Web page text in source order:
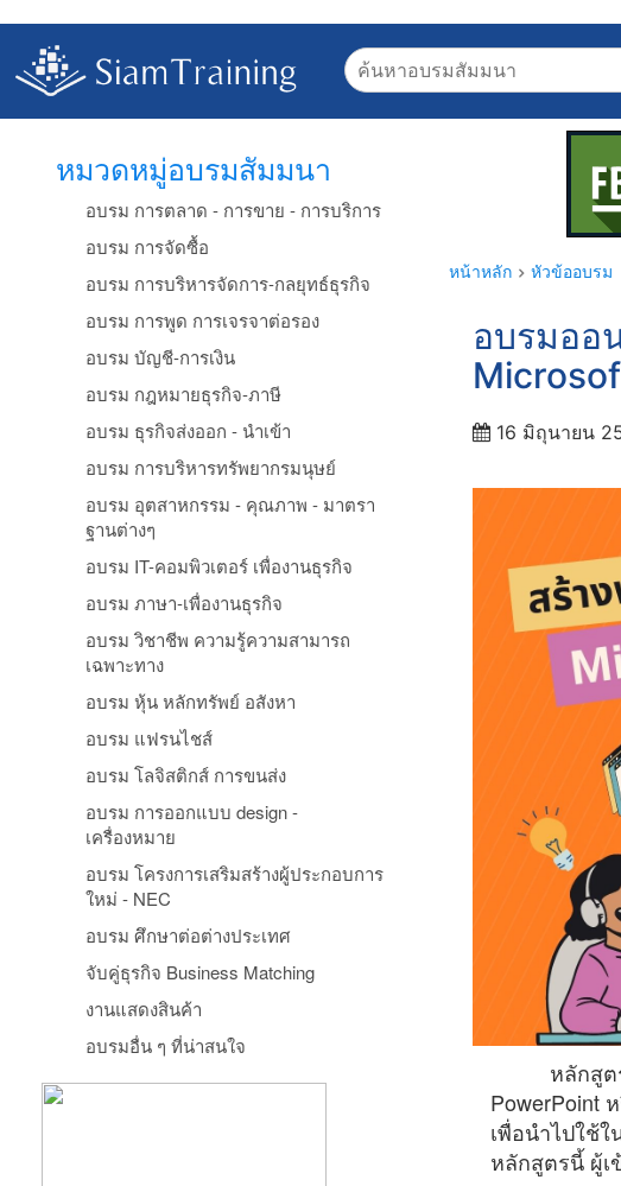
หมวดหมู่อบรมสัมมนา
อบรม การตลาด - การขาย - การบริการ
อบรม การจัดซื้อ
อบรม การบริหารจัดการ-กลยุทธ์ธุรกิจ
อบรม การพูด การเจรจาต่อรอง
อบรม บัญชี-การเงิน
อบรม กฎหมายธุรกิจ-ภาษี
อบรม ธุรกิจส่งออก - นำเข้า
อบรม การบริหารทรัพยากรมนุษย์
อบรม อุตสาหกรรม - คุณภาพ - มาตรา
ฐานต่างๆ
อบรม IT-คอมพิวเตอร์ เพื่องานธุรกิจ
อบรม ภาษา-เพื่องานธุรกิจ
อบรม วิชาชีพ ความรู้ความสามารถ
เฉพาะทาง
อบรม หุ้น หลักทรัพย์ อสังหา
อบรม แฟรนไชส์
อบรม โลจิสติกส์ การขนส่ง
อบรม การออกแบบ design -
เครื่องหมาย
อบรม โครงการเสริมสร้างผู้ประกอบการ
ใหม่ - NEC
อบรม ศึกษาต่อต่างประเทศ
จับคู่ธุรกิจ Business Matching
งานแสดงสินค้า
อบรมอื่น ๆ ที่น่าสนใจ
หน้าหลัก หัวข้ออบรม
อบรมออ
16 มิถุนายน
หลักสูตรนี้
PowerPoint
เพื่อนำไปใช้ใ
หลักสูตรนี้ ผู้เ